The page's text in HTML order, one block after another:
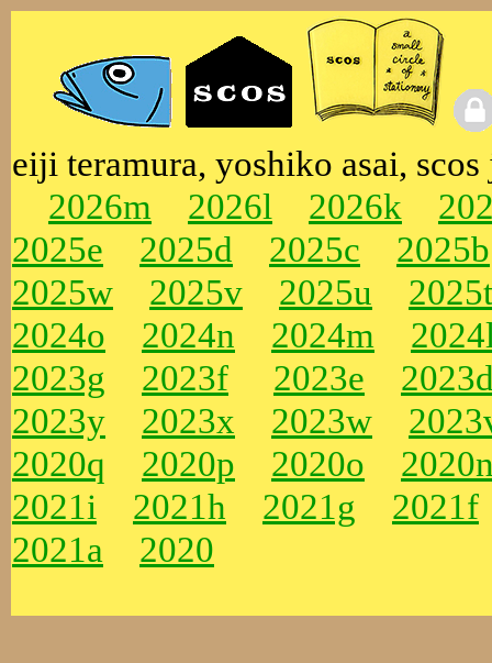
eiji teramura, yoshiko asai, scos
2026m
2026l 2026k
2025e
2025d 2025c
2025b
2025w
2025v 2025u
2025t
2024o
2024n 2024m
2023g
2023f 2023e
2023y
2023x 2023w
2020q
2020p 2020o
2021i
2021h 2021g
2021f
2021a
2020